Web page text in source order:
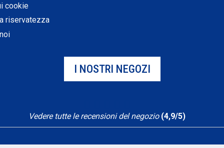
cookie
riservatezza
I NOSTRI NEGOZI
Vedere tutte le recensioni del negozio (4,9/5)